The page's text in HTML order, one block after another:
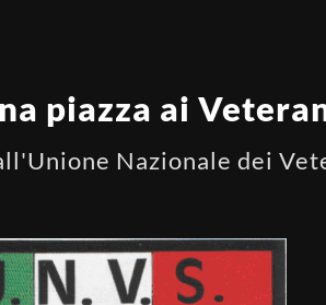
piazza ai
Nazionale dei